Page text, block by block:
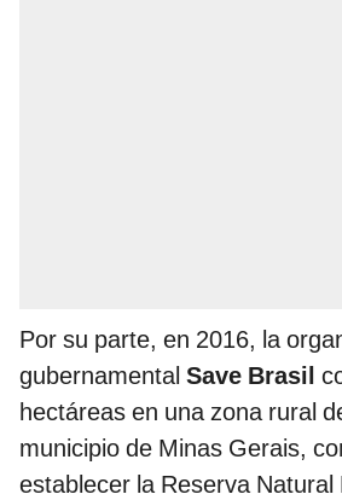
Por su parte, en 2016, la
gubernamental Save Brasil
hectáreas en una zona rural
municipio de Minas Gerais,
establecer la Reserva Natural